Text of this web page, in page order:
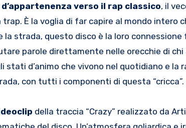
verso il rap classico, il
È la voglia di far capire al mondo intero
la strada, questo disco è la loro
parole direttamente nelle orecchie di
stati d’animo che vivono nel quotidiano e la
con tutti i componenti di questa “cricca”.
della traccia “Crazy” realizzato da